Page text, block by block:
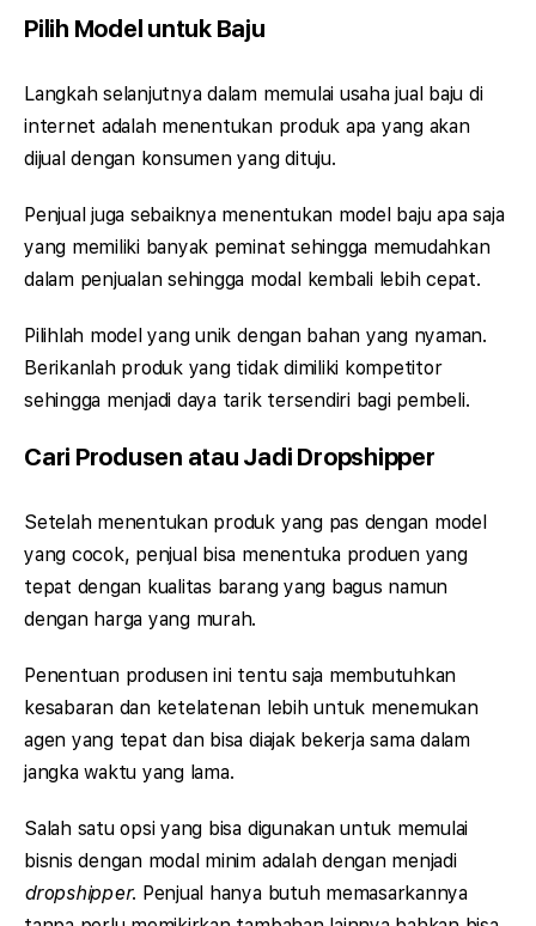
Pilih Model untuk Baju
Langkah selanjutnya dalam memulai usaha jual baju di
internet adalah menentukan produk apa yang akan
dijual dengan konsumen yang dituju.
Penjual juga sebaiknya menentukan model baju apa saja
yang memiliki banyak peminat sehingga memudahkan
dalam penjualan sehingga modal kembali lebih cepat.
Pilihlah model yang unik dengan bahan yang nyaman.
Berikanlah produk yang tidak dimiliki kompetitor
sehingga menjadi daya tarik tersendiri bagi pembeli.
Cari Produsen atau Jadi Dropshipper
Setelah menentukan produk yang pas dengan model
yang cocok, penjual bisa menentuka produen yang
tepat dengan kualitas barang yang bagus namun
dengan harga yang murah.
Penentuan produsen ini tentu saja membutuhkan
kesabaran dan ketelatenan lebih untuk menemukan
agen yang tepat dan bisa diajak bekerja sama dalam
jangka waktu yang lama.
Salah satu opsi yang bisa digunakan untuk memulai
bisnis dengan modal minim adalah dengan menjadi
dropshipper. Penjual hanya butuh memasarkannya